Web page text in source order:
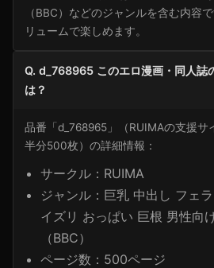
（BBC）などのジャンルを含む内容
リュームで楽しめます。
Q. d_768965 このエロ漫画・同人誌
は？
品番「d_768965」（RUIMAの支援
半分500枚）の詳細情報：
サークル：RUIMA
ジャンル：巨乳 中出し フェ
イズリ おっぱい 巨根 男性向
（BBC）
ページ数：500ページ